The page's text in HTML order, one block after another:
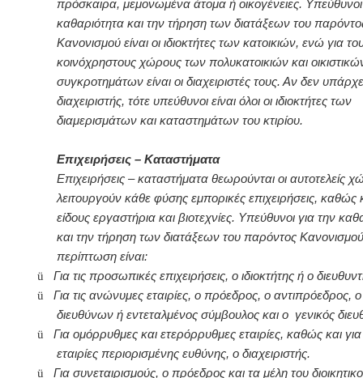
πρόσκαιρα, μεμονωμένα άτομα ή οικογένειες. Υπεύθυνοι
καθαριότητα και την τήρηση των διατάξεων του
Κανονισμού είναι οι ιδιοκτήτες των κατοικιών, ενώ για
κοινόχρηστους χώρους των πολυκατοικιών και
συγκροτημάτων είναι οι διαχειριστές τους. Αν δεν
διαχειριστής, τότε υπεύθυνοι είναι όλοι οι ιδιοκτήτες των
διαμερισμάτων και καταστημάτων του κτιρίου.
Επιχειρήσεις – Καταστήματα
Επιχειρήσεις – καταστήματα θεωρούνται οι αυτοτελείς
λειτουργούν κάθε φύσης εμπορικές επιχειρήσεις, καθώς
είδους εργαστήρια και βιοτεχνίες. Υπεύθυνοι για την
και την τήρηση των διατάξεων του παρόντος
περίπτωση είναι:
ü
Για τις προσωπικές επιχειρήσεις, ο ιδιοκτήτης ή ο
ü
Για τις ανώνυμες εταιρίες, ο πρόεδρος, ο αντιπρόεδρος, ο
διευθύνων ή εντεταλμένος σύμβουλος και ο γενικός
ü
Για ομόρρυθμες και ετερόρρυθμες εταιρίες, καθώς και για
εταιρίες περιορισμένης ευθύνης, ο διαχειριστής.
ü
Για συνεταιρισμούς, ο πρόεδρος και τα μέλη του